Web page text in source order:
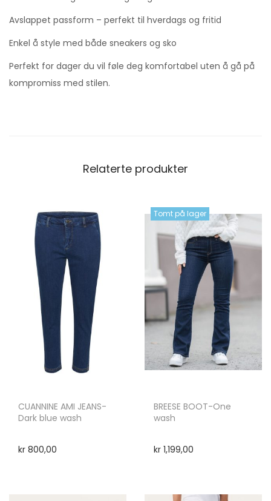
Avslappet passform – perfekt til hverdags og fritid
Enkel å style med både sneakers og sko
Perfekt for dager du vil føle deg komfortabel uten å gå på
kompromiss med stilen.
Relaterte produkter
CUANNINE AMI JEANS-
Dark blue wash
kr 800,00
Tomt på lager
BREESE BOOT-One
wash
kr1,199,00